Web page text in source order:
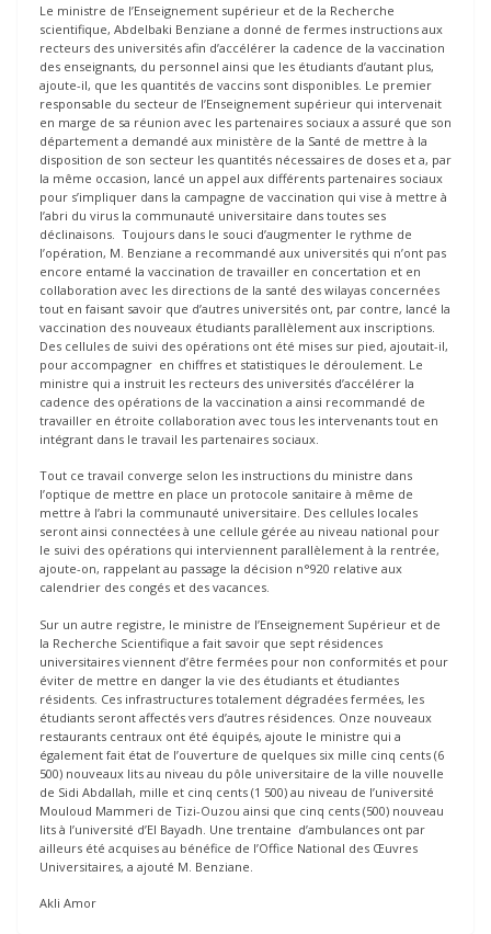
Le ministre de l’Enseignement supérieur et de la Recherche
scientifique, Abdelbaki Benziane a donné de fermes instructions aux
recteurs des universités afin d’accélérer la cadence de la vaccination
des enseignants, du personnel ainsi que les étudiants d’autant plus,
ajoute-il, que les quantités de vaccins sont disponibles. Le premier
responsable du secteur de l’Enseignement supérieur qui intervenait
en marge de sa réunion avec les partenaires sociaux a assuré que son
département a demandé aux ministère de la Santé de mettre à la
disposition de son secteur les quantités nécessaires de doses et a, par
la même occasion, lancé un appel aux différents partenaires sociaux
pour s’impliquer dans la campagne de vaccination qui vise à mettre à
l’abri du virus la communauté universitaire dans toutes ses
déclinaisons. Toujours dans le souci d’augmenter le rythme de
l’opération, M. Benziane a recommandé aux universités qui n’ont pas
encore entamé la vaccination de travailler en concertation et en
collaboration avec les directions de la santé des wilayas concernées
tout en faisant savoir que d’autres universités ont, par contre, lancé la
vaccination des nouveaux étudiants parallèlement aux inscriptions.
Des cellules de suivi des opérations ont été mises sur pied, ajoutait-il,
pour accompagner en chiffres et statistiques le déroulement. Le
ministre qui a instruit les recteurs des universités d’accélérer la
cadence des opérations de la vaccination a ainsi recommandé de
travailler en étroite collaboration avec tous les intervenants tout en
intégrant dans le travail les partenaires sociaux.
Tout ce travail converge selon les instructions du ministre dans
l’optique de mettre en place un protocole sanitaire à même de
mettre à l’abri la communauté universitaire. Des cellules locales
seront ainsi connectées à une cellule gérée au niveau national pour
le suivi des opérations qui interviennent parallèlement à la rentrée,
ajoute-on, rappelant au passage la décision n°920 relative aux
calendrier des congés et des vacances.
Sur un autre registre, le ministre de l’Enseignement Supérieur et de
la Recherche Scientifique a fait savoir que sept résidences
universitaires viennent d’être fermées pour non conformités et pour
éviter de mettre en danger la vie des étudiants et étudiantes
résidents. Ces infrastructures totalement dégradées fermées, les
étudiants seront affectés vers d’autres résidences. Onze nouveaux
restaurants centraux ont été équipés, ajoute le ministre qui a
également fait état de l’ouverture de quelques six mille cinq cents (6
500) nouveaux lits au niveau du pôle universitaire de la ville nouvelle
de Sidi Abdallah, mille et cinq cents (1 500) au niveau de l’université
Mouloud Mammeri de Tizi-Ouzou ainsi que cinq cents (500) nouveau
lits à l’université d’El Bayadh. Une trentaine d’ambulances ont par
ailleurs été acquises au bénéfice de l’Office National des Œuvres
Universitaires, a ajouté M. Benziane.
Akli Amor